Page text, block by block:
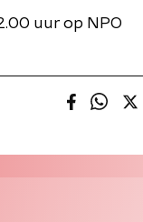
uur op NPO